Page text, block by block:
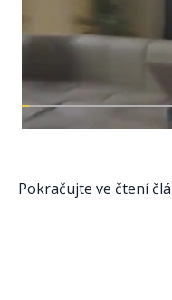
Pokračujte ve čtení